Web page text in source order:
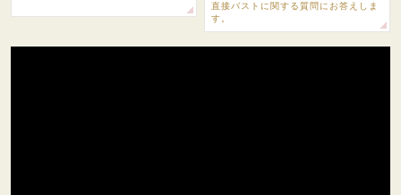
直接バストに関する質問にお答えしま
す。